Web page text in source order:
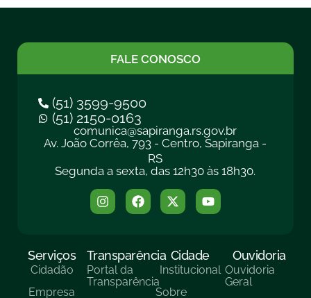
FALE CONOSCO
(51) 3599-9500
(51) 2150-0163
comunica@sapiranga.rs.gov.br
Av. João Corrêa, 793 - Centro, Sapiranga -
RS
Segunda a sexta, das 12h30 às 18h30.
Serviços
Cidadão
Empresa
Transparência
Portal da
Transparência
Cidade
Institucional
Sobre
Ouvidoria
Ouvidoria
Geral